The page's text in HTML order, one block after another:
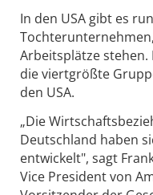
In den USA gibt es
Arbeitsplätze
die viertgrößte
den USA.
„Die
Deutschland haben
entwickelt", sagt
Vice President von